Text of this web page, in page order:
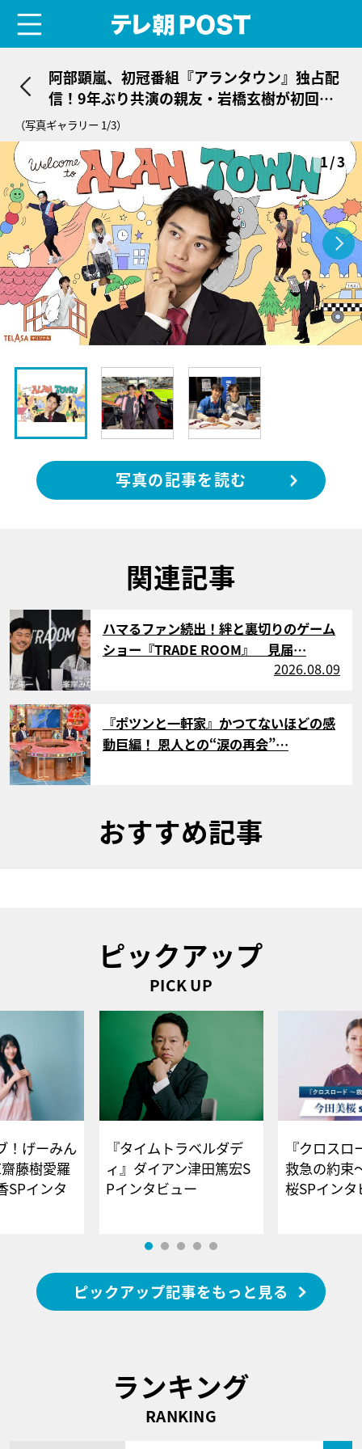
阿部顕嵐、初冠番組『アランタウン』独占配
信！9年ぶり共演の親友・岩橋玄樹が初回ゲ
スト
（写真ギャラリー 1/3）
1/3
写真の記事を読む
関連記事
サムネイル
ハマるファン続出！絆と裏切りのゲーム
ショー『TRADE ROOM』 見届…
2026.08.09
サムネイル
『ポツンと一軒家』かつてないほどの感
動巨編！ 恩人との“涙の再会”…
おすすめ記事
ピックアップ
PICK UP
！げーみん
藤樹愛羅
SPインタ
『タイムトラベルダデ
ィ』ダイアン津田篤宏S
Pインタビュー
『クロス
救急の約束
桜SPイ
ピックアップ記事をもっと見る
ランキング
RANKING